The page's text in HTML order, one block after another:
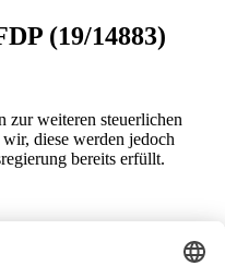
(19/14883)
zur weiteren steuerlichen
diese werden jedoch
bereits erfüllt.